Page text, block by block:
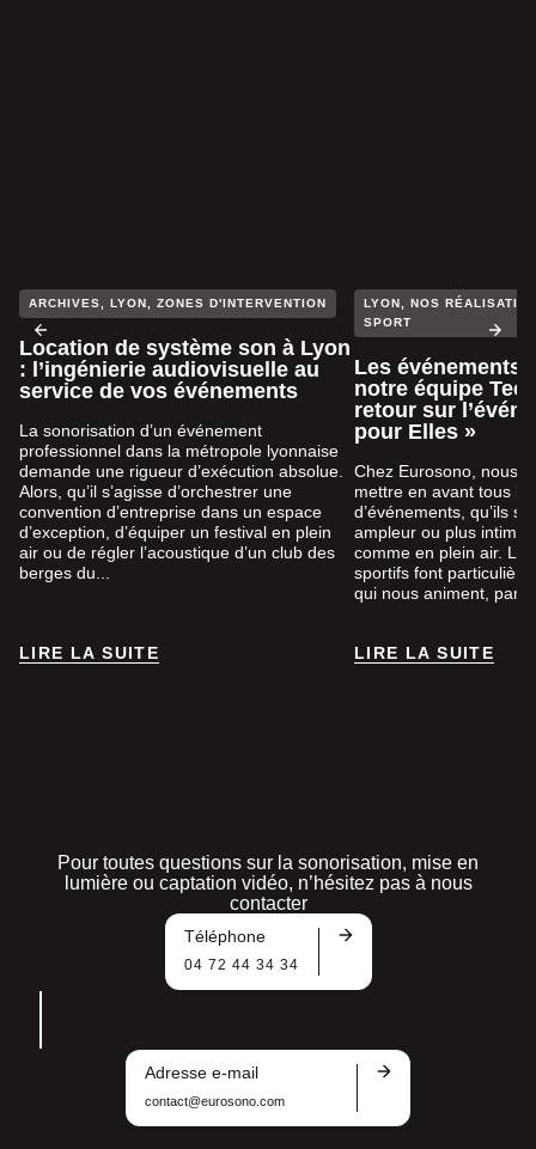
ARCHIVES LYON ZONES D'INTERVENTION
Location de système son à Lyon
: l’ingénierie audiovisuelle au
service de vos événements
La sonorisation d’un événement
professionnel dans la métropole lyonnaise
demande une rigueur d’exécution absolue.
Alors, qu’il s’agisse d’orchestrer une
convention d’entreprise dans un espace
d’exception, d’équiper un festival en plein
air ou de régler l’acoustique d’un club des
berges du...
LIRE LA SUITE
LYON
NOS
SPORT
Les événements
notre équipe
retour sur
pour Elles »
Chez Eurosono, nous
mettre en avant tous
d’événements, qu’ils
ampleur ou plus
comme en plein air.
sportifs font
qui nous animent, par...
LIRE LA SUITE
Pour toutes questions sur la sonorisation, mise en
lumière ou captation vidéo, n’hésitez pas à nous
contacter
Téléphone
04 72 44 34 34
Adresse e-mail
contact@eurosono.com